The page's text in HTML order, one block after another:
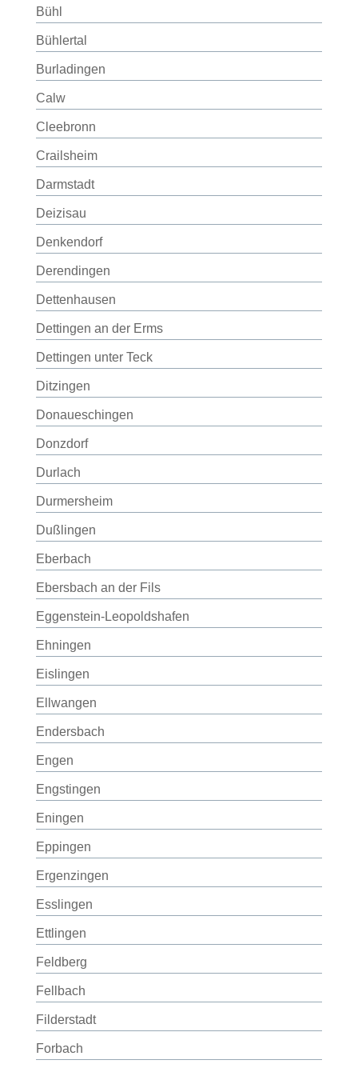
Bühl
Bühlertal
Burladingen
Calw
Cleebronn
Crailsheim
Darmstadt
Deizisau
Denkendorf
Derendingen
Dettenhausen
Dettingen an der Erms
Dettingen unter Teck
Ditzingen
Donaueschingen
Donzdorf
Durlach
Durmersheim
Dußlingen
Eberbach
Ebersbach an der Fils
Eggenstein-Leopoldshafen
Ehningen
Eislingen
Ellwangen
Endersbach
Engen
Engstingen
Eningen
Eppingen
Ergenzingen
Esslingen
Ettlingen
Feldberg
Fellbach
Filderstadt
Forbach